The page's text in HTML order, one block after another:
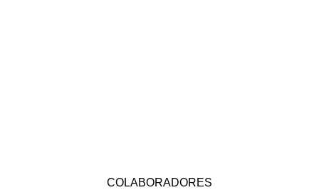
COLABORADORES